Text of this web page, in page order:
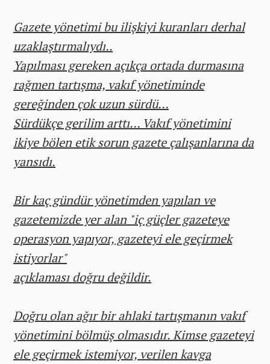
Gazete yönetimi bu ilişkiyi kuranları derhal
uzaklaştırmalıydı..
Yapılması gereken açıkça ortada durmasına
rağmen tartışma, vakıf yönetiminde
gereğinden çok uzun sürdü…
Sürdükçe gerilim arttı… Vakıf yönetimini
ikiye bölen etik sorun gazete çalışanlarına da
yansıdı.
Bir kaç gündür yönetimden yapılan ve
gazetemizde yer alan "iç güçler gazeteye
operasyon yapıyor, gazeteyi ele geçirmek
istiyorlar"
açıklaması doğru değildir.
Doğru olan ağır bir ahlaki tartışmanın vakıf
yönetimini bölmüş olmasıdır. Kimse gazeteyi
ele geçirmek istemiyor, verilen kavga